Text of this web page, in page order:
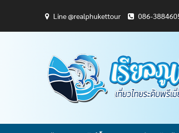
content
Line @realphukettour 086-